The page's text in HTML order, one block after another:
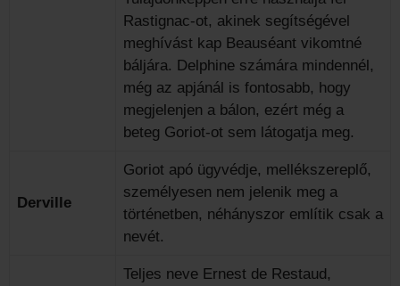
Rastignac-ot, akinek segítségével
meghívást kap Beauséant vikomtné
báljára. Delphine számára mindennél,
még az apjánál is fontosabb, hogy
megjelenjen a bálon, ezért még a
beteg Goriot-ot sem látogatja meg.
Derville
Goriot apó ügyvédje, mellékszereplő,
személyesen nem jelenik meg a
történetben, néhányszor említik csak a
nevét.
Teljes neve Ernest de Restaud,